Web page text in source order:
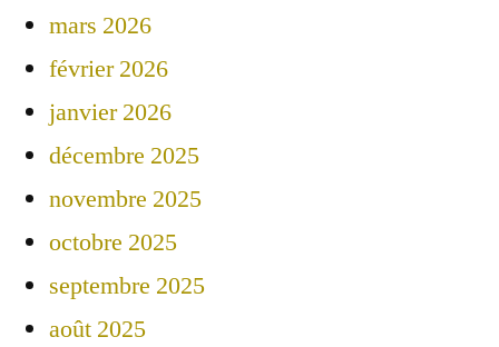
mars 2026
février 2026
janvier 2026
décembre 2025
novembre 2025
octobre 2025
septembre 2025
août 2025